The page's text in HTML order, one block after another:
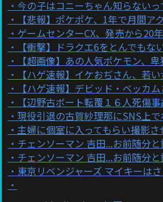
今の子はコニーちゃん知らないっ
【悲報】ポケポケ、1年で月間ア
ゲームセンターCX、発売から20
【衝撃】ドラクエ6をとんでもな
【超画像】あの人気ポケモン、
【ハゲ速報】イケおぢさん、若
【ハゲ速報】デビッド・ベッカ
【辺野古ボート転覆１６人死傷
現役引退の古賀紗理那にSNS上
主婦に個室に入ってもらい撮影
チェンソーマン 吉田...お前随分
チェンソーマン 吉田...お前随分
東京リベンジャーズ マイキーは